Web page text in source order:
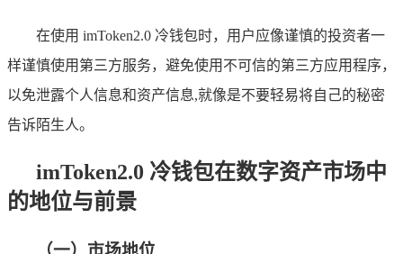
在使用 imToken2.0 冷钱包时，用户应像谨慎的投资者一
样谨慎使用第三方服务，避免使用不可信的第三方应用程序，
以免泄露个人信息和资产信息,就像是不要轻易将自己的秘密
告诉陌生人。
imToken2.0 冷钱包在数字资产市场中
的地位与前景
（一）市场地位